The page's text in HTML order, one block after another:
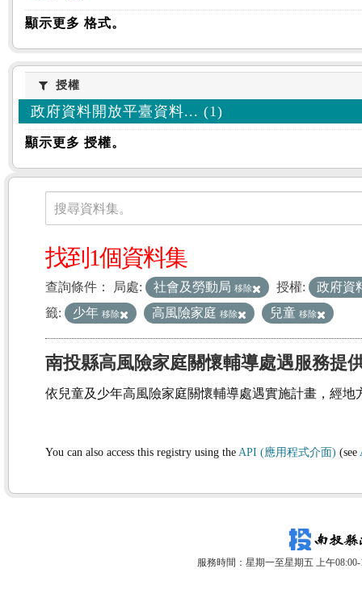
顯示更多 格式。
授權授權
政府資料開放平臺資料... (1)
顯示更多 授權。
資料集
搜尋資料集。
找到1個資料集
查詢條件： 局處: 社會及勞動局 移除 授權:
政府資
籤:
少年 移除 高風險家庭 移除 兒童 移除
南投縣高風險家庭關懷輔導處遇服務提
依兒童及少年高風險家庭關懷輔導處遇實施計畫，經地
You can also access this registry using the API (應用程式介面) (see
服務時間：星期一至星期五 上午